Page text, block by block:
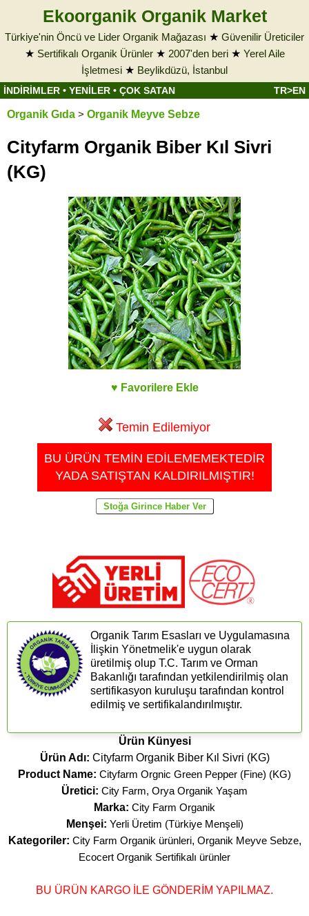
Ekoorganik Organik Market
Türkiye'nin Öncü ve Lider Organik Mağazası ★ Güvenilir Üreticiler
★ Sertifikalı Organik Ürünler★ 2007'den beri★ Yerel Aile
İşletmesi ★ Beylikdüzü, İstanbul
İNDİRİMLER • YENİLER • ÇOK SATAN TR>EN
Organik Gıda > Organik Meyve Sebze
Cityfarm Organik Biber Kıl Sivri
(KG)
♥ Favorilere Ekle
Temin Edilemiyor
BU ÜRÜN TEMİN EDİLEMEMEKTEDİR
YADA SATIŞTAN KALDIRILMIŞTIR!
Organik Tarım Esasları ve Uygulamasına
İlişkin Yönetmelik'e uygun olarak
üretilmiş olup T.C. Tarım ve Orman
Bakanlığı tarafından yetkilendirilmiş olan
sertifikasyon kuruluşu tarafından kontrol
edilmiş ve sertifikalandırılmıştır.
Ürün Künyesi
Ürün Adı: Cityfarm Organik Biber Kıl Sivri (KG)
Product Name: Cityfarm Orgnic Green Pepper (Fine) (KG)
Üretici: City Farm, Orya Organik Yaşam
Marka: City Farm Organik
Menşei: Yerli Üretim (Türkiye Menşeli)
Kategoriler: City Farm Organik ürünleri, Organik Meyve Sebze,
Ecocert Organik Sertifikalı ürünler
BU ÜRÜN KARGO İLE GÖNDERİM YAPILMAZ.